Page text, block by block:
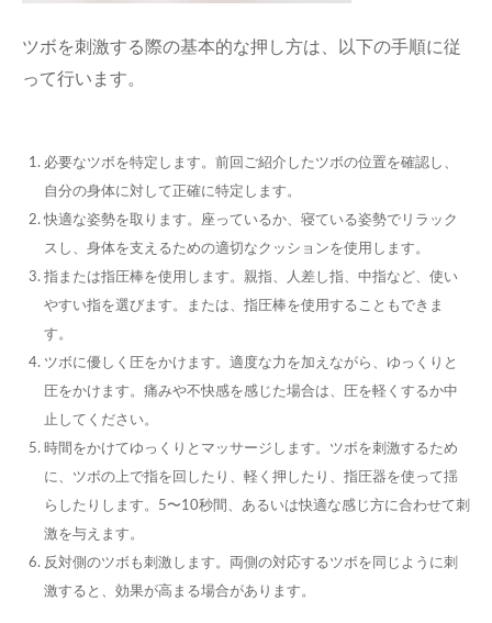
ツボを刺激する際の基本的な押し方は、以下の手順に従
って行います。
必要なツボを特定します。前回ご紹介したツボの位置を確認し、
自分の身体に対して正確に特定します。
快適な姿勢を取ります。座っているか、寝ている姿勢でリラック
スし、身体を支えるための適切なクッションを使用します。
指または指圧棒を使用します。親指、人差し指、中指など、使い
やすい指を選びます。または、指圧棒を使用することもできま
す。
ツボに優しく圧をかけます。適度な力を加えながら、ゆっくりと
圧をかけます。痛みや不快感を感じた場合は、圧を軽くするか中
止してください。
時間をかけてゆっくりとマッサージします。ツボを刺激するため
に、ツボの上で指を回したり、軽く押したり、指圧器を使って揺
らしたりします。5〜10秒間、あるいは快適な感じ方に合わせて刺
激を与えます。
反対側のツボも刺激します。両側の対応するツボを同じように刺
激すると、効果が高まる場合があります。